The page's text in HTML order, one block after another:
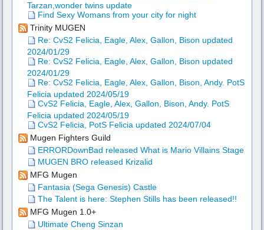
Tarzan,wonder twins update
Find Sexy Womans from your city for night
Trinity MUGEN
Re: CvS2 Felicia, Eagle, Alex, Gallon, Bison updated
2024/01/29
Re: CvS2 Felicia, Eagle, Alex, Gallon, Bison updated
2024/01/29
Re: CvS2 Felicia, Eagle, Alex, Gallon, Bison, Andy. PotS
Felicia updated 2024/05/19
CvS2 Felicia, Eagle, Alex, Gallon, Bison, Andy. PotS
Felicia updated 2024/05/19
CvS2 Felicia, PotS Felicia updated 2024/07/04
Mugen Fighters Guild
ERRORDownBad released What is Mario Villains Stage
MUGEN BRO released Krizalid
MFG Mugen
Fantasia (Sega Genesis) Castle
The Talent is here: Stephen Stills has been released!!
MFG Mugen 1.0+
Ultimate Cheng Sinzan